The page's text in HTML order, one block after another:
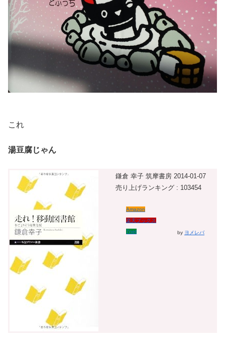
これ
湯豆腐じゃん
鎌倉 幸子 筑摩書房 2014-01-07
売り上げランキング : 103454
Amazon
楽天ブックス
7net
by ヨメレバ